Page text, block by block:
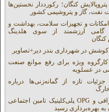
کنگان؛ رکورددار نخستین‌ها
نفت، گاز و پتروشیمی کشور
و تجهیزات سلامت، بهداشت و
گامی ارزشمند از سوی هلدینگ
کنگان
در شهرداری بندر دیر+تصاویر
ویژه برای رفع موانع صنعت
در عسلویه
تازه از گمانه‌زنی‌ها درباره
سونوگرافی و OPG پلی‌کلینیک تامین اجتماعی
به بهره‌برداری رسید